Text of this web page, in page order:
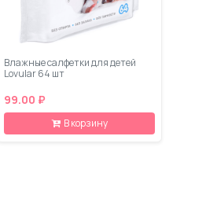
Влажные салфетки для детей
Lovular 64 шт
99.00 ₽
В корзину